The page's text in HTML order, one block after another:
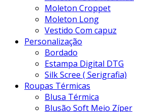
Moleton Croppet
Moleton Long
Vestido Com capuz
Personalização
Bordado
Estampa Digital DTG
Silk Scree ( Serigrafia)
Roupas Térmicas
Blusa Térmica
Blusão Soft Meio Zíper